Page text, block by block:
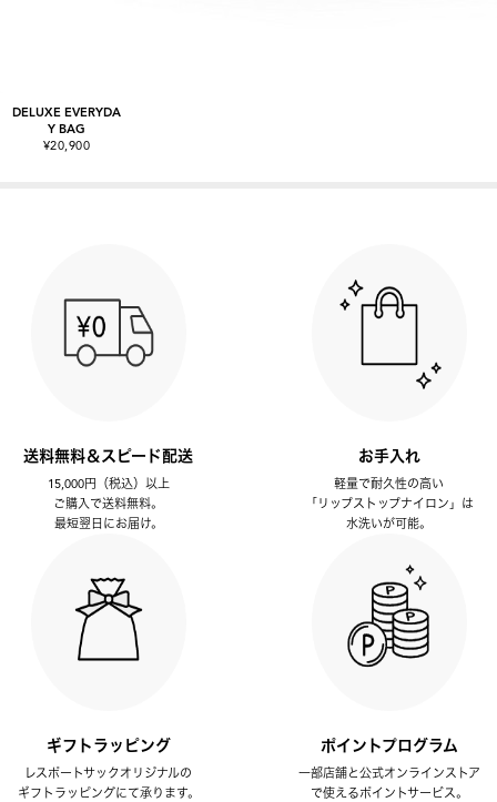
DELUXE EVERYDA
Y BAG
¥20,900
送料無料＆スピード配送
15,000円（税込）以上
ご購入で送料無料。
最短翌日にお届け。
お手入れ
軽量で耐久性の高い
「リップストップナイロン」は
水洗いが可能。
ギフトラッピング
レスポートサックオリジナルの
ギフトラッピングにて承ります。
ポイントプログラム
一部店舗と公式オンラインストア
で使えるポイントサービス。